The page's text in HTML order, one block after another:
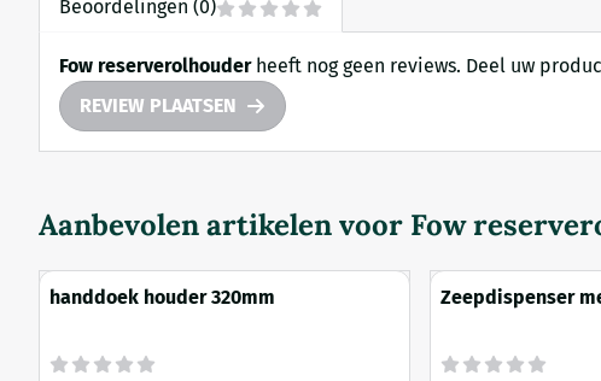
Beoordelingen (0)
Fow reserverolhouder heeft nog geen reviews. Deel uw
REVIEW PLAATSEN
Aanbevolen artikelen voor Fow
handdoek houder 320mm Zeepdispenser